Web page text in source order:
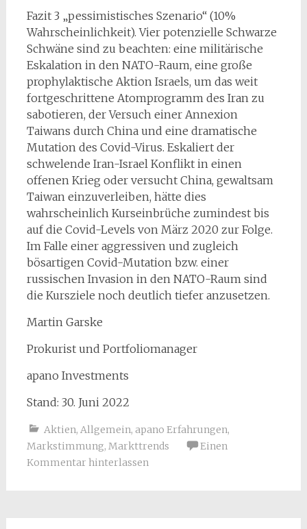
Fazit 3 „pessimistisches Szenario“ (10%
Wahrscheinlichkeit). Vier potenzielle Schwarze
Schwäne sind zu beachten: eine militärische
Eskalation in den NATO-Raum, eine große
prophylaktische Aktion Israels, um das weit
fortgeschrittene Atomprogramm des Iran zu
sabotieren, der Versuch einer Annexion
Taiwans durch China und eine dramatische
Mutation des Covid-Virus. Eskaliert der
schwelende Iran-Israel Konflikt in einen
offenen Krieg oder versucht China, gewaltsam
Taiwan einzuverleiben, hätte dies
wahrscheinlich Kurseinbrüche zumindest bis
auf die Covid-Levels von März 2020 zur Folge.
Im Falle einer aggressiven und zugleich
bösartigen Covid-Mutation bzw. einer
russischen Invasion in den NATO-Raum sind
die Kursziele noch deutlich tiefer anzusetzen.
Martin Garske
Prokurist und Portfoliomanager
apano Investments
Stand: 30. Juni 2022
Aktien, Allgemein, apano Erfahrungen,
Markstimmung, Markttrends
Einen
Kommentar hinterlassen